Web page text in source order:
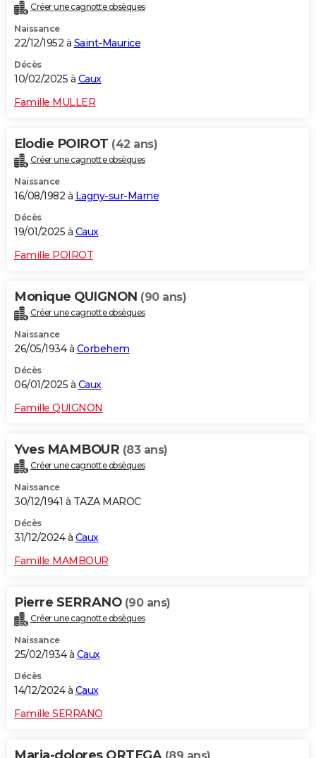
Créer une cagnotte obsèques
Naissance
22/12/1952 à Saint-Maurice
Décès
10/02/2025 à Caux
Famille MULLER
Elodie POIROT (42 ans)
Créer une cagnotte obsèques
Naissance
16/08/1982 à Lagny-sur-Marne
Décès
19/01/2025 à Caux
Famille POIROT
Monique QUIGNON (90 ans)
Créer une cagnotte obsèques
Naissance
26/05/1934 à Corbehem
Décès
06/01/2025 à Caux
Famille QUIGNON
Yves MAMBOUR (83 ans)
Créer une cagnotte obsèques
Naissance
30/12/1941 à TAZA MAROC
Décès
31/12/2024 à Caux
Famille MAMBOUR
Pierre SERRANO (90 ans)
Créer une cagnotte obsèques
Naissance
25/02/1934 à Caux
Décès
14/12/2024 à Caux
Famille SERRANO